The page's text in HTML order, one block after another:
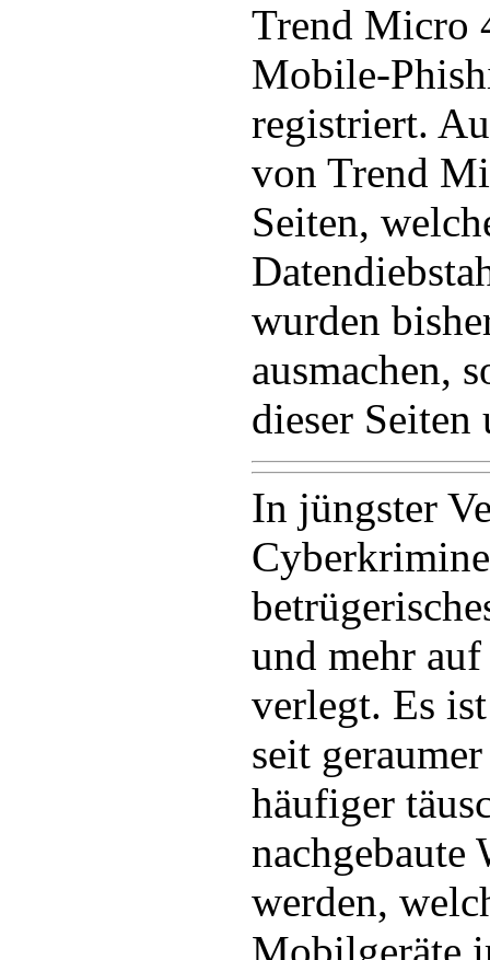
Trend Micro
Mobile-
registriert.
von Trend
Seiten,
wurden
ausmachen,
dieser Seiten
In jüngster
und mehr
verlegt. Es
seit
häufiger
nachgebaute
werden,